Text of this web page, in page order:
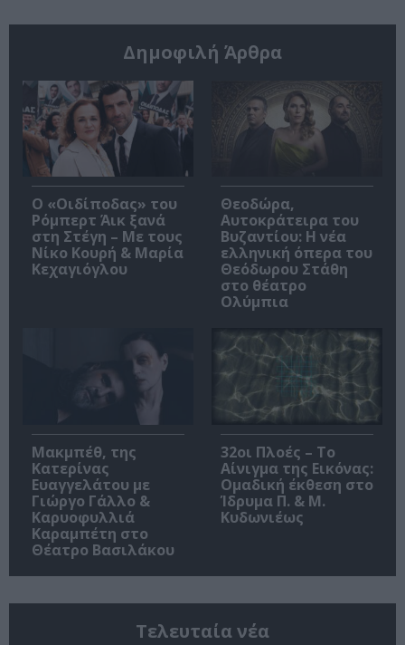
Δημοφιλή Άρθρα
O «Οιδίποδας» του
Ρόμπερτ Άικ ξανά
στη Στέγη – Με τους
Νίκο Κουρή & Μαρία
Κεχαγιόγλου
Θεοδώρα,
Αυτοκράτειρα του
Βυζαντίου: Η νέα
ελληνική όπερα του
Θεόδωρου Στάθη
στο θέατρο
Ολύμπια
Μακμπέθ, της
Κατερίνας
Ευαγγελάτου με
Γιώργο Γάλλο &
Καρυοφυλλιά
Καραμπέτη στο
Θέατρο Βασιλάκου
32οι Πλοές – Το
Αίνιγμα της Εικόνας:
Ομαδική έκθεση στο
Ίδρυμα Π. & Μ.
Κυδωνιέως
Τελευταία νέα